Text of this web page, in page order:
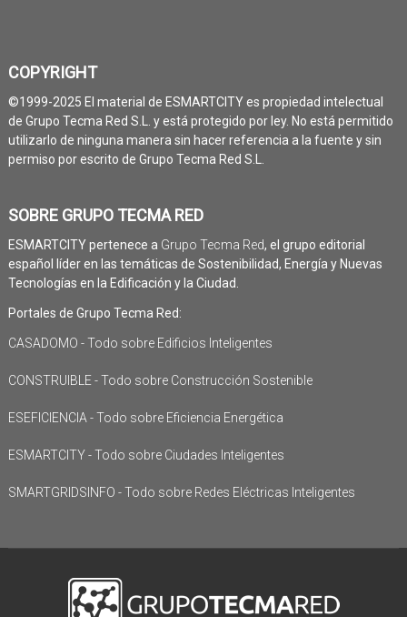
COPYRIGHT
©1999-2025 El material de ESMARTCITY es propiedad intelectual
de Grupo Tecma Red S.L. y está protegido por ley. No está permitido
utilizarlo de ninguna manera sin hacer referencia a la fuente y sin
permiso por escrito de Grupo Tecma Red S.L.
SOBRE GRUPO TECMA RED
ESMARTCITY pertenece a Grupo Tecma Red, el grupo editorial
español líder en las temáticas de Sostenibilidad, Energía y Nuevas
Tecnologías en la Edificación y la Ciudad.
Portales de Grupo Tecma Red:
CASADOMO - Todo sobre Edificios Inteligentes
CONSTRUIBLE - Todo sobre Construcción Sostenible
ESEFICIENCIA - Todo sobre Eficiencia Energética
ESMARTCITY - Todo sobre Ciudades Inteligentes
SMARTGRIDSINFO - Todo sobre Redes Eléctricas Inteligentes